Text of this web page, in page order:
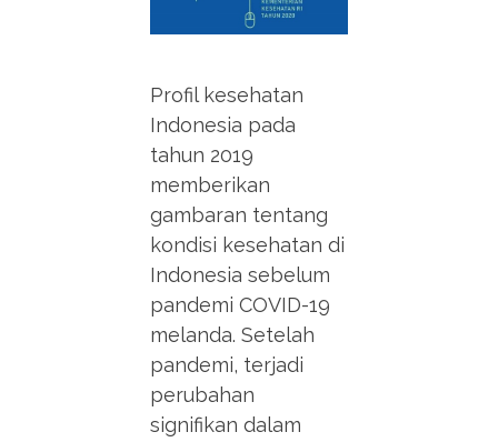
Profil kesehatan
Indonesia pada
tahun 2019
memberikan
gambaran tentang
kondisi kesehatan di
Indonesia sebelum
pandemi COVID-19
melanda. Setelah
pandemi, terjadi
perubahan
signifikan dalam